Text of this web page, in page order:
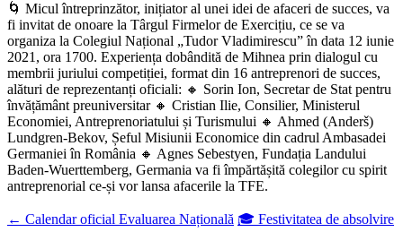
🌀 Micul întreprinzător, inițiator al unei idei de afaceri de succes, va
fi invitat de onoare la Târgul Firmelor de Exercițiu, ce se va
organiza la Colegiul Național „Tudor Vladimirescu” în data 12 iunie
2021, ora 1700. Experiența dobândită de Mihnea prin dialogul cu
membrii juriului competiției, format din 16 antreprenori de succes,
alături de reprezentanți oficiali: 🔸 Sorin Ion, Secretar de Stat pentru
învățământ preuniversitar 🔸 Cristian Ilie, Consilier, Ministerul
Economiei, Antreprenoriatului și Turismului 🔸 Ahmed (Anderš)
Lundgren-Bekov, Șeful Misiunii Economice din cadrul Ambasadei
Germaniei în România 🔸 Agnes Sebestyen, Fundația Landului
Baden-Wuerttemberg, Germania va fi împărtășită colegilor cu spirit
antreprenorial ce-și vor lansa afacerile la TFE.
← Calendar oficial Evaluarea Națională 🎓 Festivitatea de absolvire